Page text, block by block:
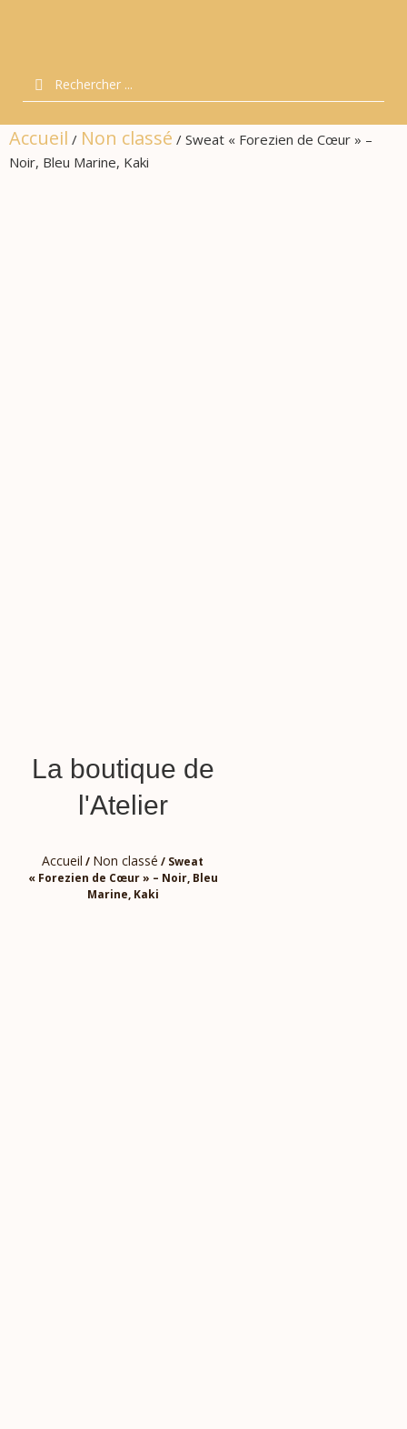
Accueil / Non classé / Sweat « Forezien de Cœur » –
Noir, Bleu Marine, Kaki
La boutique de
l'Atelier
Accueil / Non classé / Sweat
« Forezien de Cœur » – Noir, Bleu
Marine, Kaki